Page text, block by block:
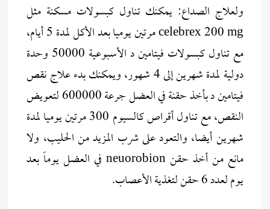
ولعلاج الصداع: يمكنك تناول كبسولات مسكنة مثل
celebrex 200 mg مرتين يوميا بعد الأكل لمدة 5 أيام،
مع تناول كبسولات فيتامين د الأسبوعية 50000 وحدة
دولية لمدة شهرين إلى 4 شهور، ويمكنك بدء علاج نقص
فيتامين د بأخذ حقنة في العضل جرعة 600000 لتعويض
النقص، مع تناول أقراص كالسيوم 300 مرتين يوميا لمدة
شهرين أيضا، والتعود على شرب المزيد من الحليب، ولا
مانع من أخذ حقن neuorobion في العضل يوماً بعد
يوم لعدد 6 حقن لتغذية الأعصاب.